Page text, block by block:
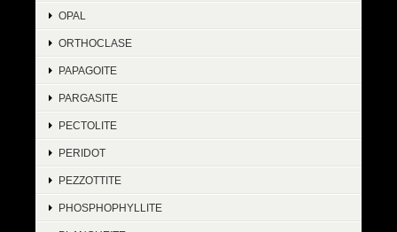
OPAL
ORTHOCLASE
PAPAGOITE
PARGASITE
PECTOLITE
PERIDOT
PEZZOTTITE
PHOSPHOPHYLLITE